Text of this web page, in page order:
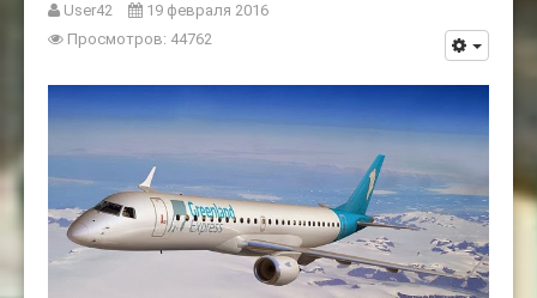
User42
19 февраля 2016
Просмотров: 44762